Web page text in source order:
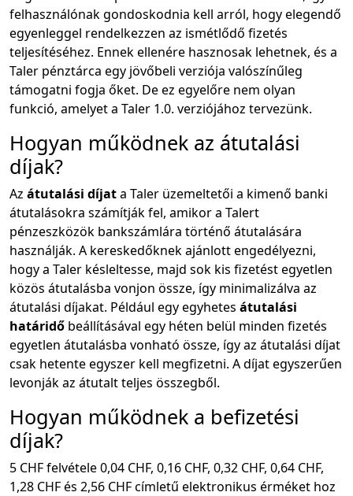
felhasználónak gondoskodnia kell arról, hogy elegendő
egyenleggel rendelkezzen az ismétlődő fizetés
teljesítéséhez. Ennek ellenére hasznosak lehetnek, és a
Taler pénztárca egy jövőbeli verziója valószínűleg
támogatni fogja őket. De ez egyelőre nem olyan
funkció, amelyet a Taler 1.0. verziójához tervezünk.
Hogyan működnek az átutalási
díjak?
Az átutalási díjata Taler üzemeltetői a kimenő banki
átutalásokra számítják fel, amikor a Talert
pénzeszközök bankszámlára történő átutalására
használják. A kereskedőknek ajánlott engedélyezni,
hogy a Taler késleltesse, majd sok kis fizetést egyetlen
közös átutalásba vonjon össze, így minimalizálva az
átutalási díjakat. Például egy egyhetes átutalási
határidő beállításával egy héten belül minden fizetés
egyetlen átutalásba vonható össze, így az átutalási díjat
csak hetente egyszer kell megfizetni. A díjat egyszerűen
levonják az átutalt teljes összegből.
Hogyan működnek a befizetési
díjak?
5 CHF felvétele 0,04 CHF, 0,16 CHF, 0,32 CHF, 0,64 CHF,
1,28 CHF és 2,56 CHF címletű elektronikus érméket hoz